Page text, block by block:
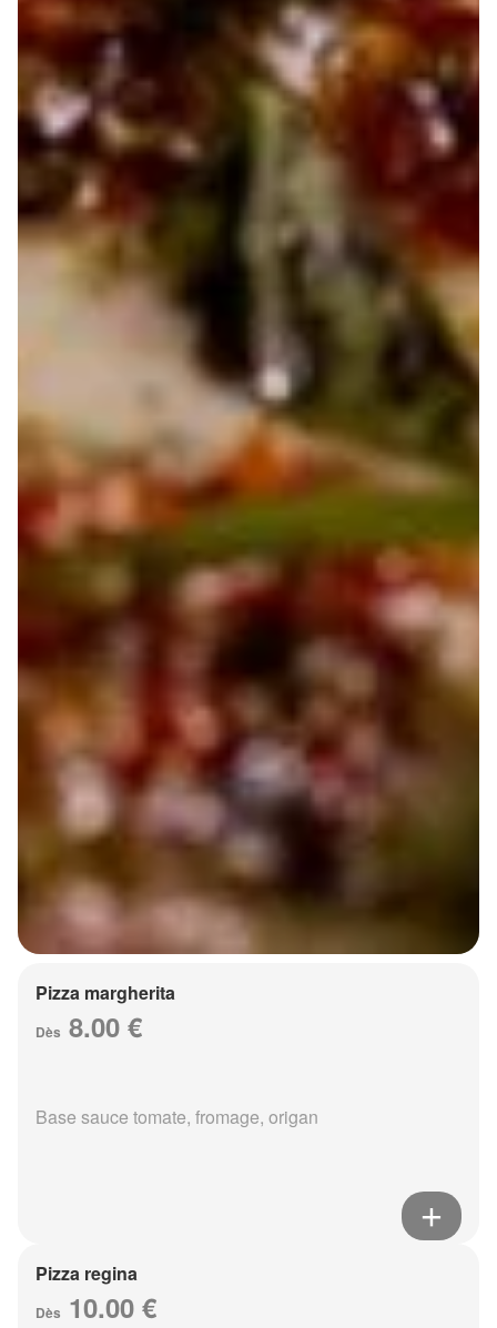
Pizza margherita
Dès 8.00 €
Base sauce tomate, fromage, origan
Pizza regina
Dès 10.00 €